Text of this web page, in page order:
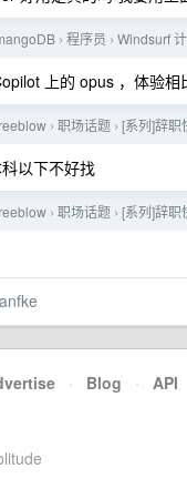
› 程序员 › Windsurf
上的 opus ，体验
› 职场话题 › [系列]辞职
以下不好找
› 职场话题 › [系列]辞职
· Blog · API